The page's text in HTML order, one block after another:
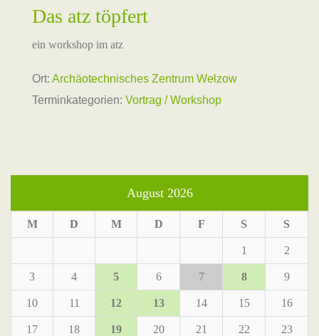
Das atz töpfert
ein workshop im atz
Ort: Archäotechnisches Zentrum Welzow
Terminkategorien: Vortrag / Workshop
August 2026
M D M D F S S
1 2
3 4 5 6 7 8 9
10 11 12 13 14 15 16
17 18 19 20 21 22 23